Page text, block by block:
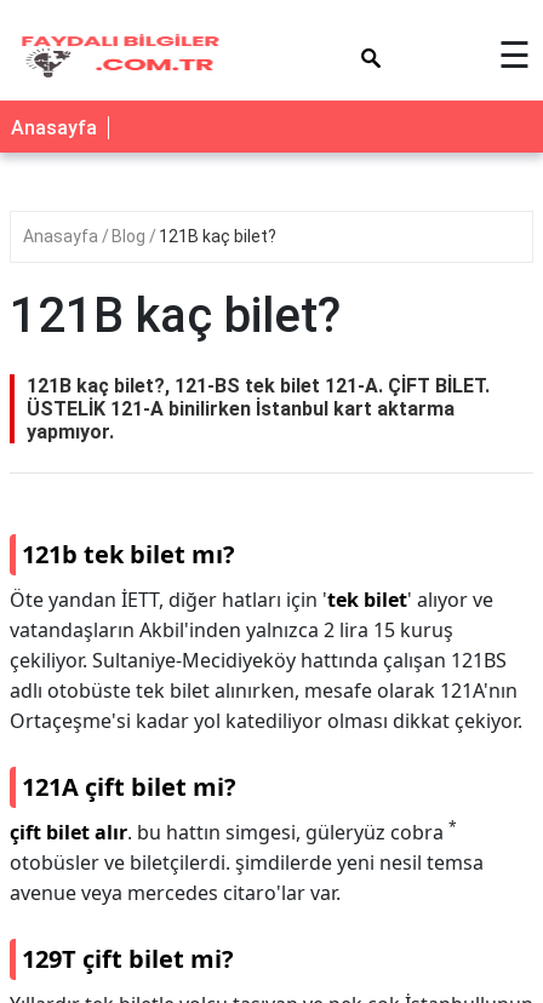
☰
Anasayfa
Anasayfa Blog 121B kaç bilet?
121B kaç bilet?
121B kaç bilet?, 121-BS tek bilet 121-A. ÇİFT BİLET.
ÜSTELİK 121-A binilirken İstanbul kart aktarma
yapmıyor.
121b tek bilet mı?
Öte yandan İETT, diğer hatları için 'tek bilet' alıyor ve
vatandaşların Akbil'inden yalnızca 2 lira 15 kuruş
çekiliyor. Sultaniye-Mecidiyeköy hattında çalışan 121BS
adlı otobüste tek bilet alınırken, mesafe olarak 121A'nın
Ortaçeşme'si kadar yol katediliyor olması dikkat çekiyor.
121A çift bilet mi?
çift bilet alır. bu hattın simgesi, güleryüz cobra *
otobüsler ve biletçilerdi. şimdilerde yeni nesil temsa
avenue veya mercedes citaro'lar var.
129T çift bilet mi?